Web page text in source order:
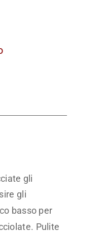
gli
gli
basso per
Pulite